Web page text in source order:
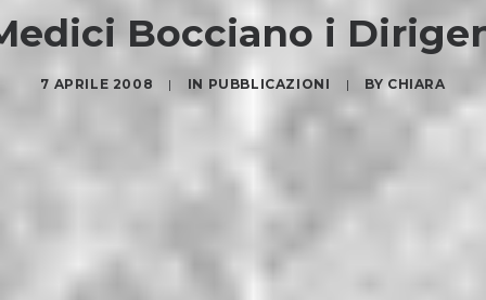
Bocciano i
7 APRILE 2008 | IN PUBBLICAZIONI | BY CHIARA